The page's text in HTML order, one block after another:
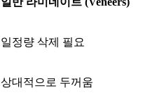
일정량 삭제 필요
상대적으로 두꺼움